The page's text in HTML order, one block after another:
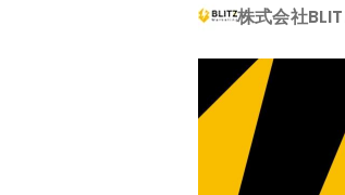
株式会社